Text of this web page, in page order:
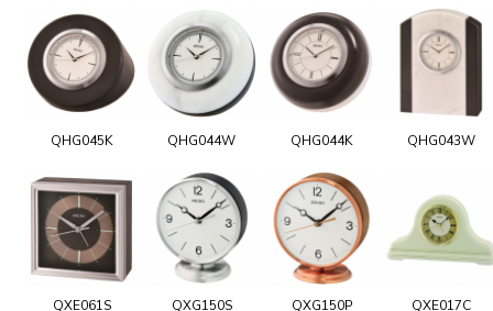
QHG045K QHG044W QHG044K QHG043W
QXE061S QXG150S QXG150P QXE017C